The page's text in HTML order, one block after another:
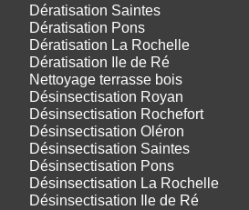
Dératisation Saintes
Dératisation Pons
Dératisation La Rochelle
Dératisation Ile de Ré
Nettoyage terrasse bois
Désinsectisation Royan
Désinsectisation Rochefort
Désinsectisation Oléron
Désinsectisation Saintes
Désinsectisation Pons
Désinsectisation La Rochelle
Désinsectisation Ile de Ré